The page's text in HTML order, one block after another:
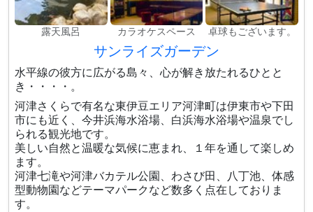
露天風呂 カラオケスペース 卓球もございます。
サンライズガーデン
水平線の彼方に広がる島々、心が解き放たれるひとと
き・・・・。
河津さくらで有名な東伊豆エリア河津町は伊東市や下田
市にも近く、今井浜海水浴場、白浜海水浴場や温泉でし
られる観光地です。
美しい自然と温暖な気候に恵まれ、１年を通して楽しめ
ます。
河津七滝や河津バカテル公園、わさび田、八丁池、体感
型動物園などテーマパークなど数多く点在しておりま
す。